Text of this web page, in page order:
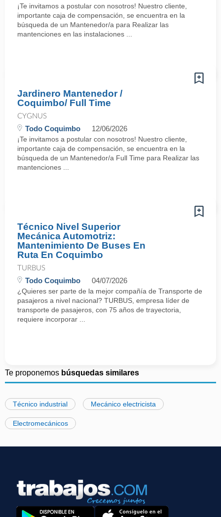
¡Te invitamos a postular con nosotros! Nuestro cliente,
importante caja de compensación, se encuentra en la
búsqueda de un Mantenedor/a para Realizar las
mantenciones en las instalaciones ...
Jardinero Mantenedor /
Coquimbo/ Full Time
CYGNUS
Todo Coquimbo 12/06/2026
¡Te invitamos a postular con nosotros! Nuestro cliente,
importante caja de compensación, se encuentra en la
búsqueda de un Mantenedor/a Full Time para Realizar las
mantenciones ...
Técnico Nivel Superior
Mecánica Automotriz:
Mantenimiento De Buses En
Ruta En Coquimbo
TURBUS
Todo Coquimbo 04/07/2026
¿Quieres ser parte de la mejor compañía de Transporte de
pasajeros a nivel nacional? TURBUS, empresa líder de
transporte de pasajeros, con 75 años de trayectoria,
requiere incorporar ...
Te proponemos búsquedas similares
Técnico industrial Mecánico electricista
Electromecánicos